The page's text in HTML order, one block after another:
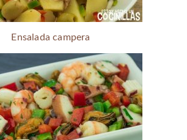
Ensalada campera